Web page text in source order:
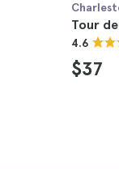
Tour
4.6
$37